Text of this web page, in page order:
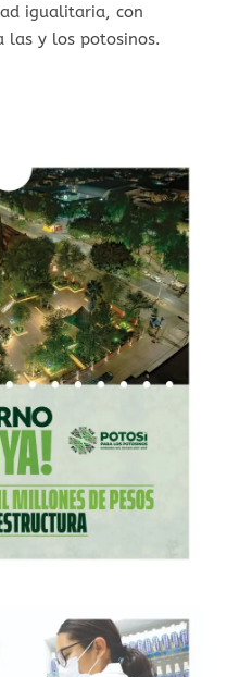
igualitaria, con
las y los potosinos.